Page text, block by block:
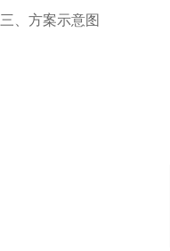
三、方案示意图